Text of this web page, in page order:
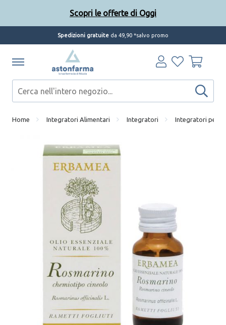
Spedizioni gratuite da 49,90 *salvo promo
Home Integratori Alimentari Integratori Integratori per
Scopri le offerte di Oggi